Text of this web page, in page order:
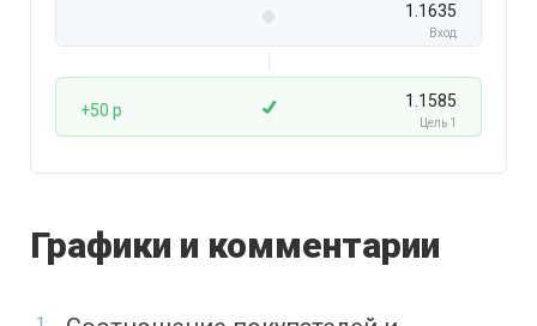
1.1635
Вход
+50 p 1.1585
Цель 1
Графики и комментарии